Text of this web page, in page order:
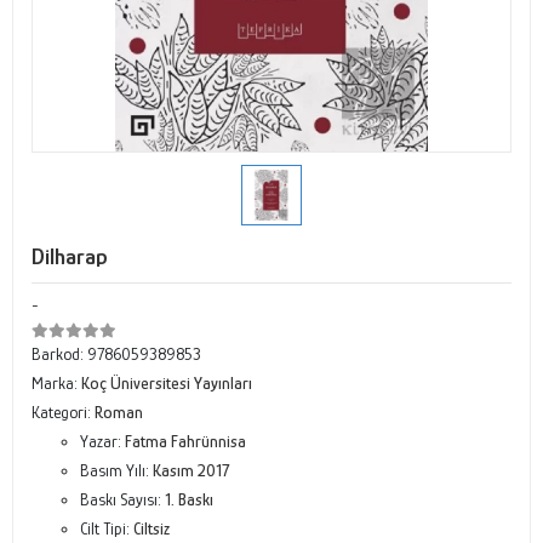
Dilharap
-
Barkod: 9786059389853
Marka: Koç Üniversitesi Yayınları
Kategori: Roman
Yazar: Fatma Fahrünnisa
Basım Yılı: Kasım 2017
Baskı Sayısı: 1. Baskı
Cilt Tipi: Ciltsiz